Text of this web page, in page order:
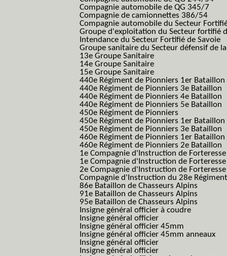
Compagnie automobile de QG 345/7
Compagnie de camionnettes 386/54
Compagnie automobile du Secteur
Groupe d'exploitation du Secteur fortifié
Intendance du Secteur Fortifié de Savoie
Groupe sanitaire du Secteur défensif de
13e Groupe Sanitaire
14e Groupe Sanitaire
15e Groupe Sanitaire
440e Régiment de Pionniers 1er Bataillon
440e Régiment de Pionniers 3e Bataillon
440e Régiment de Pionniers 4e Bataillon
440e Régiment de Pionniers 5e Bataillon
450e Régiment de Pionniers
450e Régiment de Pionniers 1er Bataillon
450e Régiment de Pionniers 3e Bataillon
460e Régiment de Pionniers 1er Bataillon
460e Régiment de Pionniers 2e Bataillon
1e Compagnie d'Instruction de
1e Compagnie d'Instruction de
2e Compagnie d'Instruction de
Compagnie d'Instruction du 28e
86e Bataillon de Chasseurs Alpins
91e Bataillon de Chasseurs Alpins
95e Bataillon de Chasseurs Alpins
Insigne général officier à coudre
Insigne général officier
Insigne général officier 45mm
Insigne général officier 45mm anneaux
Insigne général officier
Insigne général officier